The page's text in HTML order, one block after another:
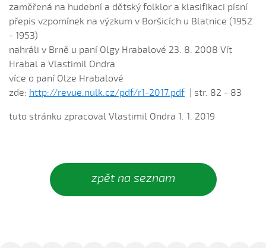
Daj, Pán Bůh, deštíčka (Marek Pavlica, 2010)
Dívča, dívča...
Dycky ně maměnka říkávala (Fornůsková Barbora,
2010)
Dycky sa starali (Patrik Matušina, 2006)
Dycky sem ti říkávala (Elsnerová Klára, 2010)
Dyž sa voják na téj vojně (Antonín Bruštík, 2004)
Ej, až budu
zaměřená na hudební a dětský folklor a klasifikaci písní
přepis vzpomínek na výzkum v Boršicích u Blatnice (1952
- 1953)
nahráli v Brně u paní Olgy Hrabalové 23. 8. 2008 Vít
Hrabal a Vlastimil Ondra
více o paní Olze Hrabalové
zde: http://revue.nulk.cz/pdf/r1-2017.pdf| str. 82 - 83
tuto stránku zpracoval Vlastimil Ondra 1. 1. 2019
zpět na seznam